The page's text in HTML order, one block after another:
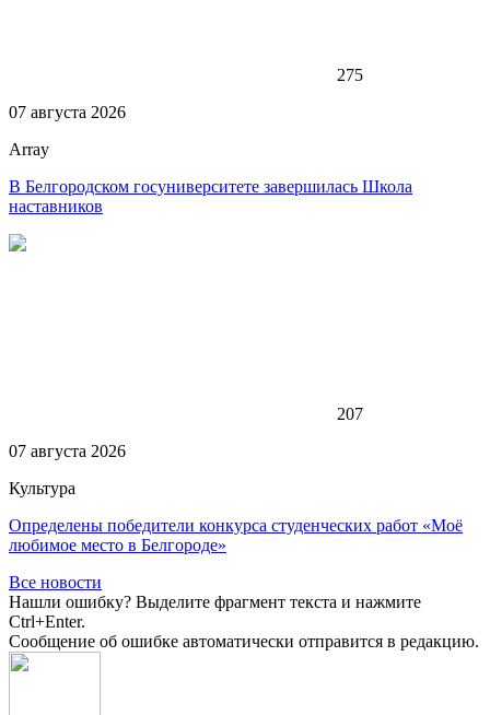
275
07 августа 2026
Array
В Белгородском госуниверситете завершилась Школа
наставников
207
07 августа 2026
Культура
Определены победители конкурса студенческих работ «Моё
любимое место в Белгороде»
Все новости
Нашли ошибку? Выделите фрагмент текста и нажмите
Ctrl+Enter.
Сообщение об ошибке автоматически отправится в редакцию.